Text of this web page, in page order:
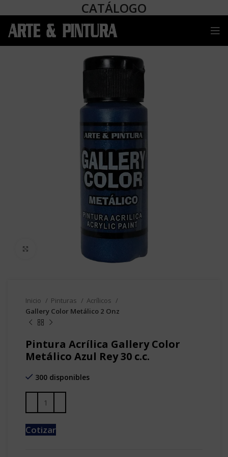
CATÁLOGO
Clic para agrandar
Inicio Pinturas
Acrílicos
Gallery Color Metálico 2 Onz
Pintura Acrílica Gallery Color
Metálico Azul Rey 30 c.c.
300 disponibles
Cotizar